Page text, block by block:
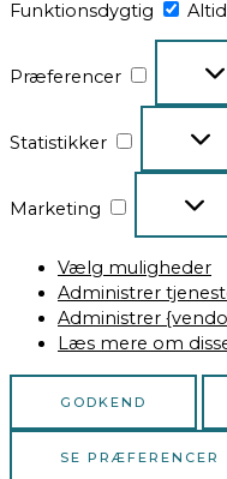
Funktionsdygtig
Præferencer
Statistikker
Marketing
Vælg muligheder
Administrer
Administrer
Læs mere om
GODKEND
SE PRÆFERENCER